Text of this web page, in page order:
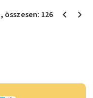
, összesen: 126